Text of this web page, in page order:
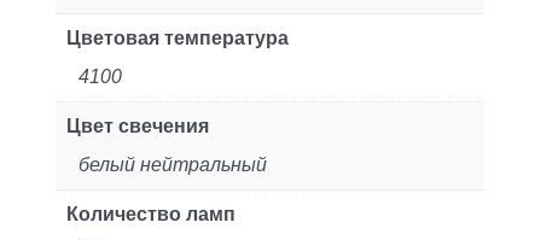
Цветовая температура
4100
Цвет свечения
белый нейтральный
Количество ламп